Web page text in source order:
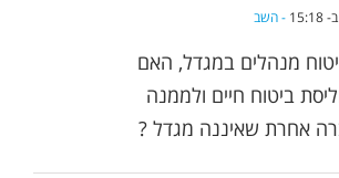
- השב
מנהלים במגדל, האם
ביטוח חיים ולממנה
אחרת שאיננה מגדל ?